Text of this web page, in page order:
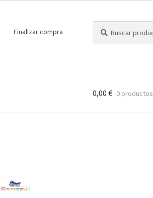
Finalizar compra
por:
0,00 € 0 productos